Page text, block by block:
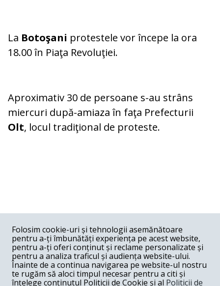
La Botoşani protestele vor începe la ora
18.00 în Piaţa Revoluţiei.
Aproximativ 30 de persoane s-au strâns
miercuri după-amiaza în faţa Prefecturii
Olt, locul tradiţional de proteste.
COMENTARII
Nume
Email
Folosim cookie-uri și tehnologii asemănătoare
pentru a-ți îmbunătăți experiența pe acest website,
pentru a-ți oferi conținut și reclame personalizate și
pentru a analiza traficul și audiența website-ului.
Înainte de a continua navigarea pe website-ul nostru
te rugăm să aloci timpul necesar pentru a citi și
înțelege conținutul Politicii de Cookie și al Politicii de